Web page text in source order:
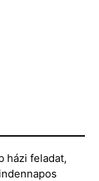
házi feladat,